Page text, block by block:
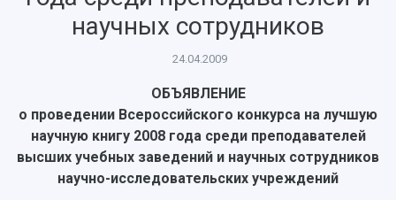
Об университете
Руководство
Наблюдательный совет
Попечительский совет
Ученый совет
Новости
Главные новости
События
СМИ об университете
Пресс-центр
Образование
Почему я выбираю Самарский университет?
Бакалавриат и специалитет
Магистратура
Аспирантура
Формы обучения
Учебные планы
Научно-исследовательская деятельность
Основные научные направления
Научные школы и ведущие научные коллективы
Диссертационные советы
Подготовка научных кадров
Конкурс на замещение должностей научных
работников
Научно-технический совет
научных сотрудников
24.04.2009
ОБЪЯВЛЕНИЕ
о проведении Всероссийского конкурса на лучшую
научную книгу 2008 года среди преподавателей
высших учебных заведений и научных сотрудников
научно-исследовательских учреждений